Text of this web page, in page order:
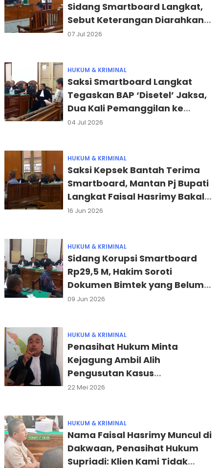
Sidang Smartboard Langkat,
Sebut Keterangan Diarahkan
Jaksa
07 Jul 2026
HUKUM & KRIMINAL
Saksi Smartboard Langkat
Tegaskan BAP ‘Disetel’ Jaksa,
Dua Kali Pemanggilan ke
Pengadilan Tipikor
04 Jul 2026
HUKUM & KRIMINAL
Saksi Kepsek Bantah Terima
Smartboard, Mantan Pj Bupati
Langkat Faisal Hasrimy Bakal
Diperiksa
16 Jun 2026
HUKUM & KRIMINAL
Sidang Korupsi Smartboard
Rp29,5 M, Hakim Soroti
Dokumen Bimtek yang Belum
Disita
09 Jun 2026
HUKUM & KRIMINAL
Penasihat Hukum Minta
Kejagung Ambil Alih
Pengusutan Kasus
Smartboard Langkat
22 Mei 2026
HUKUM & KRIMINAL
Nama Faisal Hasrimy Muncul di
Dakwaan, Penasihat Hukum
Supriadi: Klien Kami Tidak